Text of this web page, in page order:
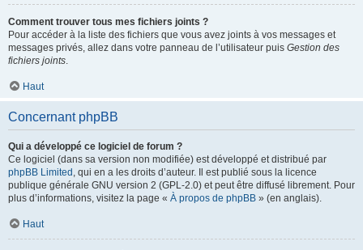
Comment trouver tous mes fichiers joints ?
Pour accéder à la liste des fichiers que vous avez joints à vos messages et
messages privés, allez dans votre panneau de l’utilisateur puis Gestion des
fichiers joints.
Haut
Concernant phpBB
Qui a développé ce logiciel de forum ?
Ce logiciel (dans sa version non modifiée) est développé et distribué par
phpBB Limited , qui en a les droits d’auteur. Il est publié sous la licence
publique générale GNU version 2 (GPL-2.0) et peut être diffusé librement. Pour
plus d’informations, visitez la page « À propos de phpBB » (en anglais).
Haut